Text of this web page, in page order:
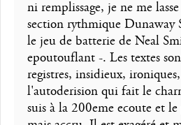
ni remplissage, je ne me
section rythmique Dunaway
le jeu de batterie de Neal
epoutouflant -. Les textes
registres, insidieux,
l'autoderision qui fait le
suis à la 200eme ecoute et